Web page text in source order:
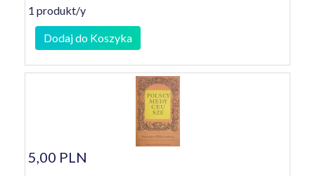
1 produkt/y
Dodaj do Koszyka
5,00 PLN